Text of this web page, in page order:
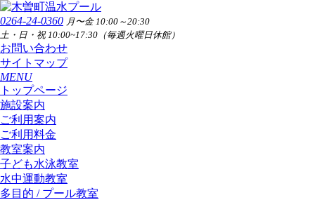
0264-24-0360 月〜金 10:00～20:30
土・日・祝 10:00~17:30（毎週火曜日休館）
お問い合わせ
サイトマップ
MENU
トップページ
施設案内
ご利用案内
ご利用料金
教室案内
子ども水泳教室
水中運動教室
多目的 / プール教室